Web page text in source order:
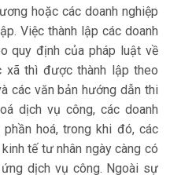
hoặc các doanh nghiệp
Việc thành lập các doanh
quy định của pháp luật về
xã thì được thành lập theo
các văn bản hướng dẫn thi
dịch vụ công, các doanh
hoá, trong khi đó, các
tế tư nhân ngày càng có
dịch vụ công. Ngoài sự